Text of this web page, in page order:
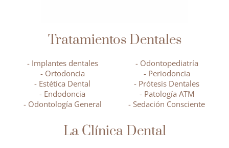
Tratamientos Dentales
- Implantes dentales
- Ortodoncia
- Estética Dental
- Endodoncia
- Odontología General
- Odontopediatría
- Periodoncia
- Prótesis Dentales
- Patología ATM
- Sedación Consciente
La Clínica Dental